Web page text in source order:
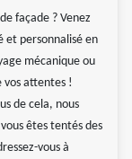
façade ? Venez
et personnalisé en
mécanique ou
vos attentes !
de cela, nous
êtes tentés des
vous à